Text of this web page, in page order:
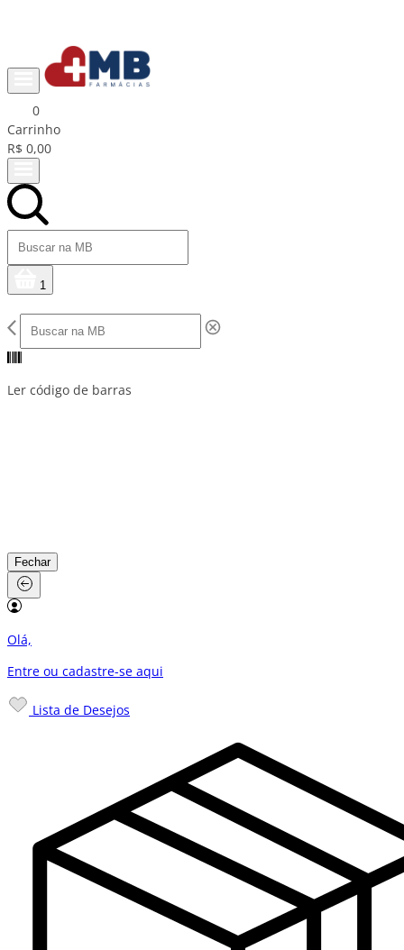
0
Carrinho
R$ 0,00
1
Ler código de barras
Fechar
Olá,
Entre ou cadastre-se aqui
Lista de Desejos